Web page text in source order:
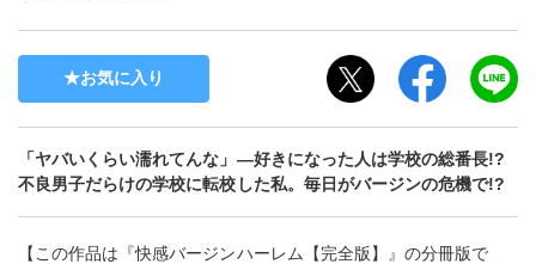
お気に入り
「ヤバいくらい濡れてんな」―好きになった人は学校の総番長!?
不良男子だらけの学校に転校した私。毎日がバージンの危機で!?
【この作品は『快感バージンハーレム【完全版】』の分冊版で